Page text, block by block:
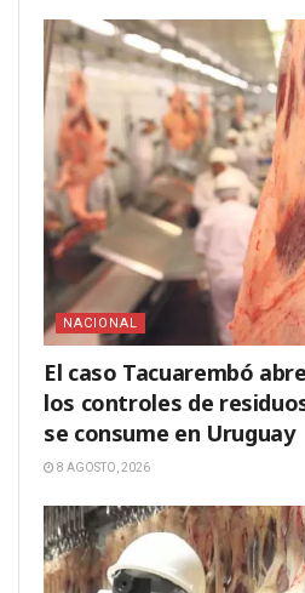
NACIONAL
El caso Tacuarembó
los controles de
se consume en Uruguay
8 AGOSTO, 2026